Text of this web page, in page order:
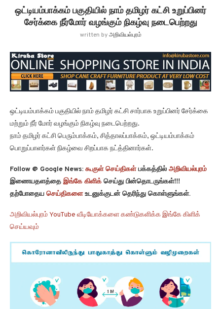
ஒட்டியம்பாக்கம் பகுதியில் நாம் தமிழர் கட்சி உறுப்பினர்
சேர்க்கை நீர்மோர் வழங்கும் நிகழ்வு நடைபெற்றது
written byஅறிவியல்புரம்
ஒட்டியம்பாக்கம் பகுதியில் நாம் தமிழர் கட்சி சார்பாக உறுப்பினர் சேர்க்கை
மற்றும் நீர் மோர் வழங்கும் நிகழ்வு நடைபெற்றது.
நாம் தமிழர் கட்சி பெரும்பாக்கம், சித்தாலப்பாக்கம், ஒட்டியம்பாக்கம்
பொறுப்பாளர்கள் நிகழ்வை சிறப்பாக நட்த்தினார்கள்.
Follow @ Google News: கூகுள் செய்திகள்பக்கத்தில் அறிவியல்புரம்
இணையதளத்தை இங்கே கிளிக் செய்து பின்தொடருங்கள்!!!
தற்போதைய செய்திகளைஉடனுக்குடன் தெரிந்து கொள்ளுங்கள்.
அறிவியல்புரம் YouTube வீடியோக்களை கண்டுகளிக்க இங்கே கிளிக்
செய்யவும்